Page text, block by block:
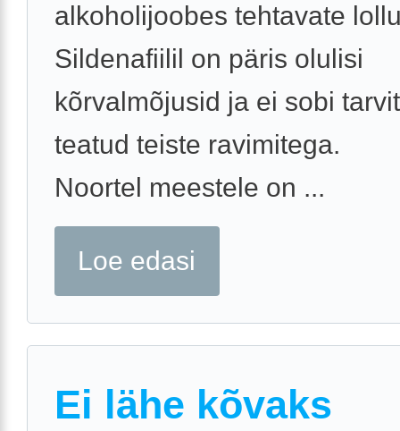
alkoholijoobes tehtavate
Sildenafiilil on päris olulisi
kõrvalmõjusid ja ei sobi
teatud teiste ravimitega.
Noortel meestele on ...
Loe edasi
Ei lähe kõvaks